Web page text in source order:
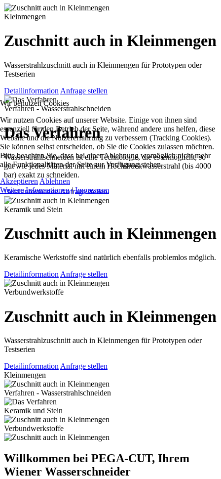
Kleinmengen
Zuschnitt auch in Kleinmengen
Wasserstrahlzuschnitt auch in Kleinmengen für Prototypen oder
Testserien
Detailinformation Anfrage stellen
Verfahren - Wasserstrahlschneiden
Das Verfahren
Wasserstrahlschneiden ist eine Technologie, die es ermöglicht, so
gut wie jedes Material mit einem Hochdruckwasserstrahl (bis 4000
bar) exakt zu schneiden.
DetailinformationAnfrage stellen
Keramik und Stein
Zuschnitt auch in Kleinmengen
Keramische Werkstoffe sind natürlich ebenfalls problemlos möglich.
DetailinformationAnfrage stellen
Verbundwerkstoffe
Zuschnitt auch in Kleinmengen
Wasserstrahlzuschnitt auch in Kleinmengen für Prototypen oder
Testserien
Detailinformation Anfrage stellen
Kleinmengen
Verfahren - Wasserstrahlschneiden
Keramik und Stein
Verbundwerkstoffe
Willkommen bei PEGA-CUT, Ihrem
Wiener Wasserschneider
Wir benutzen Cookies
Wir nutzen Cookies auf unserer Website. Einige von ihnen sind
essenziell für den Betrieb der Seite, während andere uns helfen, diese
Website und die Nutzererfahrung zu verbessern (Tracking Cookies).
Sie können selbst entscheiden, ob Sie die Cookies zulassen möchten.
Bitte beachten Sie, dass bei einer Ablehnung womöglich nicht mehr
alle Funktionalitäten der Seite zur Verfügung stehen.
Akzeptieren Ablehnen
Weitere Informationen|Impressum